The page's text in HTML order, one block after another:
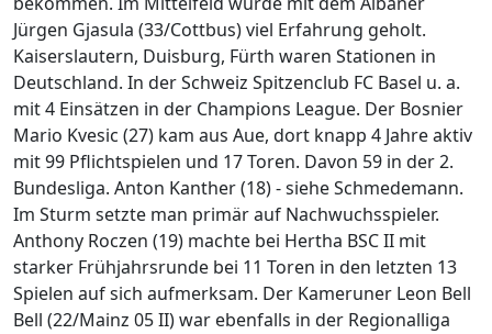
Jürgen Gjasula (33/Cottbus) viel Erfahrung geholt.
Kaiserslautern, Duisburg, Fürth waren Stationen in
Deutschland. In der Schweiz Spitzenclub FC Basel u. a.
mit 4 Einsätzen in der Champions League. Der Bosnier
Mario Kvesic (27) kam aus Aue, dort knapp 4 Jahre aktiv
mit 99 Pflichtspielen und 17 Toren. Davon 59 in der 2.
Bundesliga. Anton Kanther (18) - siehe Schmedemann.
Im Sturm setzte man primär auf Nachwuchsspieler.
Anthony Roczen (19) machte bei Hertha BSC II mit
starker Frühjahrsrunde bei 11 Toren in den letzten 13
Spielen auf sich aufmerksam. Der Kameruner Leon Bell
Bell (22/Mainz 05 II) war ebenfalls in der Regionalliga